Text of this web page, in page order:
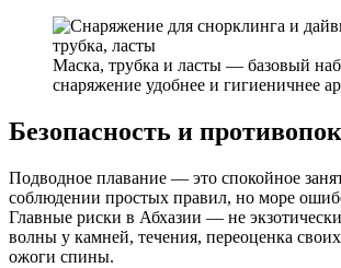
Маска, трубка и ласты — базовый
снаряжение удобнее и гигиеничнее
Безопасность и
Подводное плавание — это спокойное
соблюдении простых правил, но море
Главные риски в Абхазии — не
волны у камней, течения, переоценка
ожоги спины.